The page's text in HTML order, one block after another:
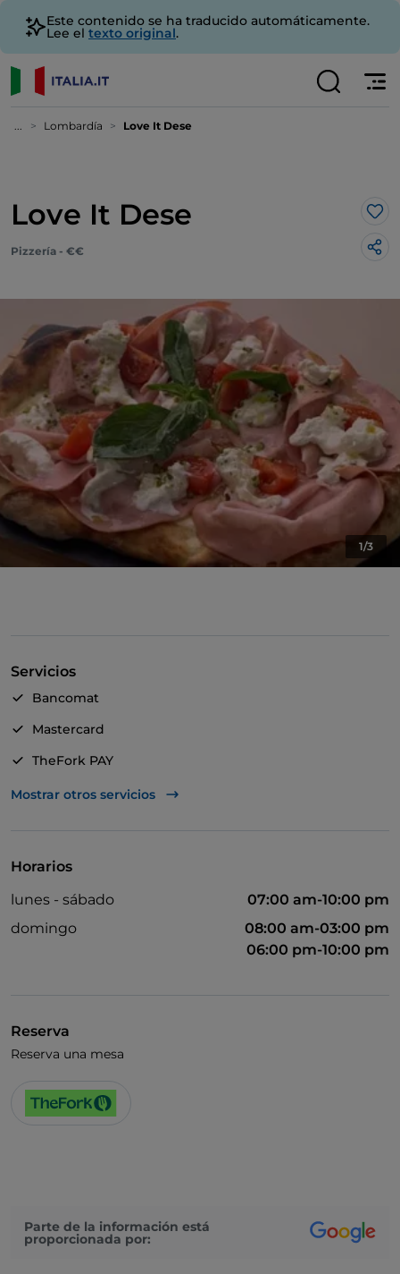
Este contenido se ha traducido automáticamente.
Lee el texto original.
... Lombardía Love It Dese
Love It Dese Me
Pizzería - €€
1/3
Servicios
Bancomat
Mastercard
TheFork PAY
UnionPay via TheFork PAY
Mostrar otros servicios
Horarios
lunes - sábado
07:00 am-10:00 pm
domingo
08:00 am-03:00 pm
06:00 pm-10:00 pm
Reserva
Reserva una mesa
Parte de la información está
proporcionada por: